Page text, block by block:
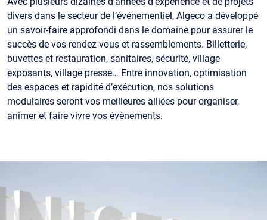
divers dans le secteur de l’événementiel, Algeco a développé
un savoir-faire approfondi dans le domaine pour assurer le
succès de vos rendez-vous et rassemblements. Billetterie,
buvettes et restauration, sanitaires, sécurité, village
exposants, village presse… Entre innovation, optimisation
des espaces et rapidité d’exécution, nos solutions
modulaires seront vos meilleures alliées pour organiser,
animer et faire vivre vos évènements.